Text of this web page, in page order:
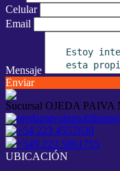
Celular
Email
Mensaje
Enviar
Sucursal OJEDA
+54 223 4557630
+549 223 5861755
UBICACIÓN